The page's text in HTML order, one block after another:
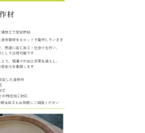
子ども・孫のためのDIY
アイディア作品・クラフト
その他